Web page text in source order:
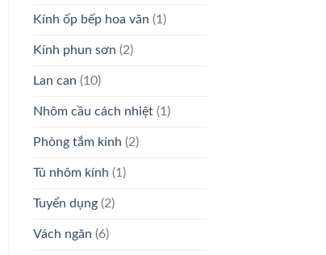
Kính ốp bếp hoa văn (1)
Kính phun sơn (2)
Lan can (10)
Nhôm cầu cách nhiệt(1)
Phòng tắm kính (2)
Tủ nhôm kính (1)
Tuyển dụng(2)
Vách ngăn (6)